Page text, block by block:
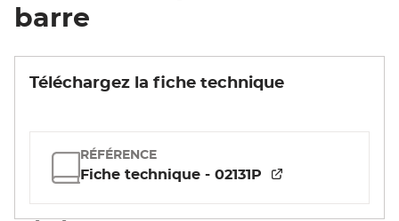
barre
Téléchargez la fiche technique
RÉFÉRENCE
Fiche technique - 02131P